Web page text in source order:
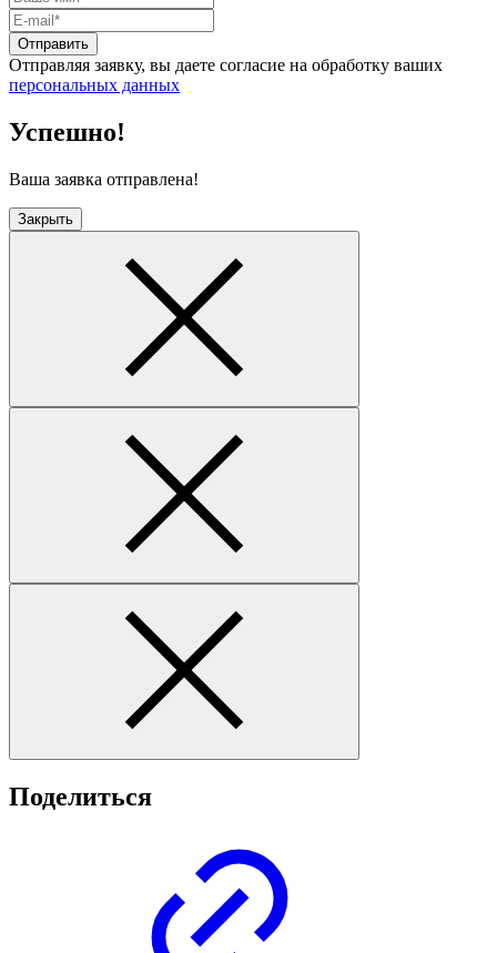
Отправить
Отправляя заявку, вы даете согласие на обработку ваших
персональных данных
Успешно!
Ваша заявка отправлена!
Закрыть
Поделиться